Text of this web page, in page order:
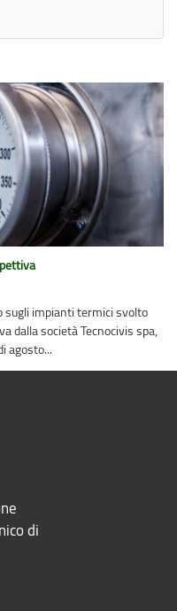
sugli impianti termici svolto
dalla società Tecnocivis spa,
agosto...
di